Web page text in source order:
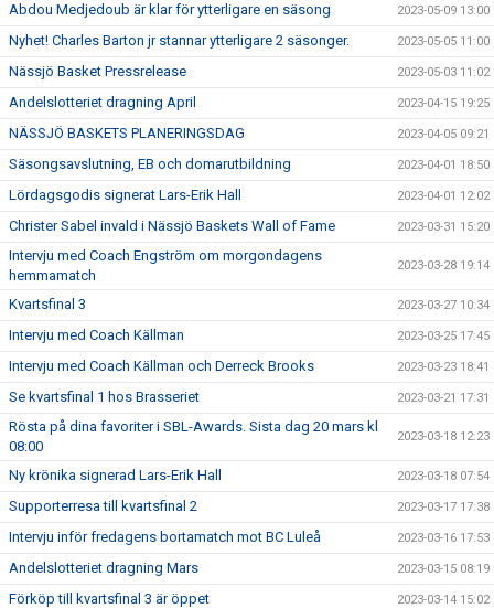
Abdou Medjedoub är klar för ytterligare en säsong 2023-05-09 13:00
Nyhet! Charles Barton jr stannar ytterligare 2 säsonger. 2023-05-05 11:00
Nässjö Basket Pressrelease 2023-05-03 11:02
Andelslotteriet dragning April 2023-04-15 19:25
NÄSSJÖ BASKETS PLANERINGSDAG 2023-04-05 09:21
Säsongsavslutning, EB och domarutbildning 2023-04-01 18:50
Lördagsgodis signerat Lars-Erik Hall 2023-04-01 12:02
Christer Sabel invald i Nässjö Baskets Wall of Fame 2023-03-31 15:20
Intervju med Coach Engström om morgondagens
hemmamatch
2023-03-28 19:14
Kvartsfinal 3 2023-03-27 10:34
Intervju med Coach Källman 2023-03-25 17:45
Intervju med Coach Källman och Derreck Brooks 2023-03-23 18:41
Se kvartsfinal 1 hos Brasseriet 2023-03-21 17:31
Rösta på dina favoriter i SBL-Awards. Sista dag 20 mars kl
08:00
2023-03-18 12:23
Ny krönika signerad Lars-Erik Hall 2023-03-18 07:54
Supporterresa till kvartsfinal 2 2023-03-17 17:38
Intervju inför fredagens bortamatch mot BC Luleå 2023-03-16 17:53
Andelslotteriet dragning Mars 2023-03-15 08:19
Förköp till kvartsfinal 3 är öppet 2023-03-14 15:02